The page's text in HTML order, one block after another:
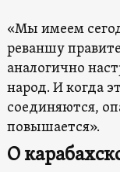
«Мы имеем
реваншу
аналогично
народ. И когда
соединяются,
повышается».
О